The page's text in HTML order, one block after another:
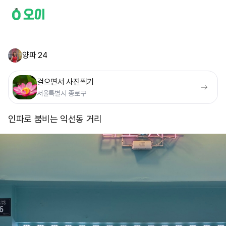
양파 24
걸으면서 사진찍기
서울특별시 종로구
인파로 붐비는 익선동 거리